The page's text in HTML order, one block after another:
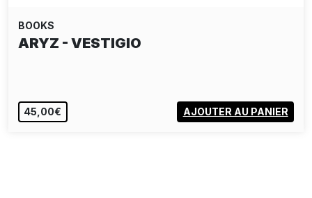
BOOKS
BROKEN FINGAZ
EPUISÉ VOIR